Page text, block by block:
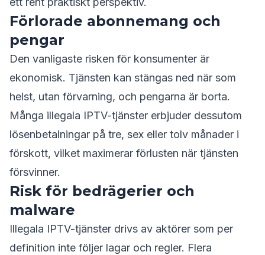
Förlorade abonnemang och
pengar
Den vanligaste risken för konsumenter är
ekonomisk. Tjänsten kan stängas ned när som
helst, utan förvarning, och pengarna är borta.
Många illegala IPTV-tjänster erbjuder dessutom
lösenbetalningar på tre, sex eller tolv månader i
förskott, vilket maximerar förlusten när tjänsten
försvinner.
Risk för bedrägerier och
malware
Illegala IPTV-tjänster drivs av aktörer som per
definition inte följer lagar och regler. Flera